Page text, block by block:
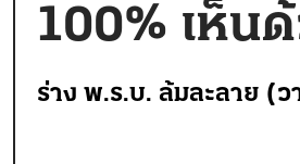
100% เห็น
ร่าง พ.ร.บ. ล้มละลาย (ว